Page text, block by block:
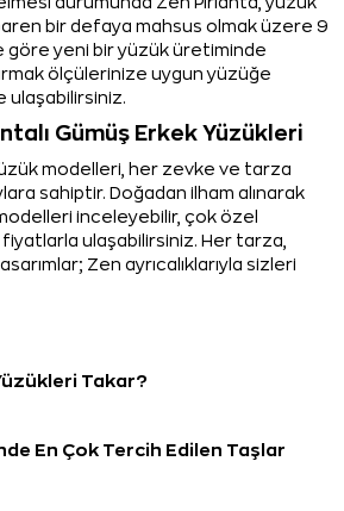
bir defaya mahsus olmak üzere 9
göre yeni bir yüzük üretiminde
ölçülerinize uygun yüzüğe
ulaşabilirsiniz.
Gümüş Erkek Yüzükleri
modelleri, her zevke ve tarza
sahiptir. Doğadan ilham alınarak
inceleyebilir, çok özel
fiyatlarla ulaşabilirsiniz. Her tarza,
Zen ayrıcalıklarıyla sizleri
Takar?
En Çok Tercih Edilen Taşlar